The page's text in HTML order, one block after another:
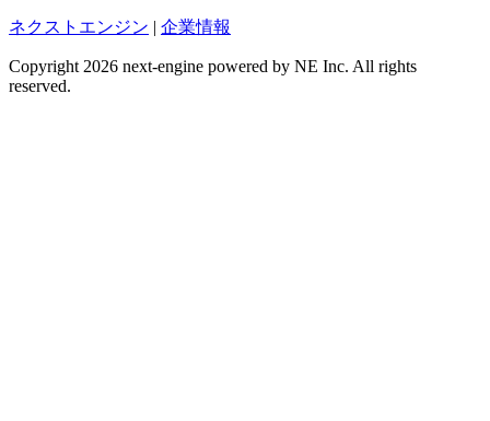
ネクストエンジン | 企業情報
Copyright 2026 next-engine powered by NE Inc. All rights
reserved.